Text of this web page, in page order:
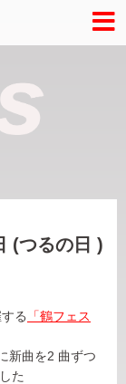
(つるの日 )
る
「鶴フェス
新曲を2 曲ずつ
た